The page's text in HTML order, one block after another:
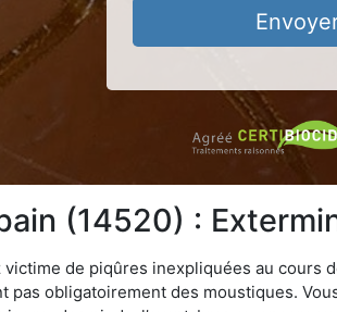
(14520) :
de piqûres inexpliquées au cours
pas obligatoirement des moustiques.